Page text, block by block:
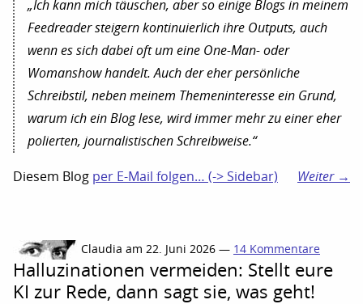
„Ich kann mich täuschen, aber so einige Blogs in meinem
Feedreader steigern kontinuierlich ihre Outputs, auch
wenn es sich dabei oft um eine One-Man- oder
Womanshow handelt. Auch der eher persönliche
Schreibstil, neben meinem Themeninteresse ein Grund,
warum ich ein Blog lese, wird immer mehr zu einer eher
polierten, journalistischen Schreibweise.“
Weiter →
Diesem Blog per E-Mail folgen… (-> Sidebar)
Claudia am 22. Juni 2026 — 14 Kommentare
Halluzinationen vermeiden: Stellt eure
KI zur Rede, dann sagt sie, was geht!